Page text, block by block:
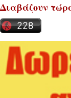
Διαβάζουν